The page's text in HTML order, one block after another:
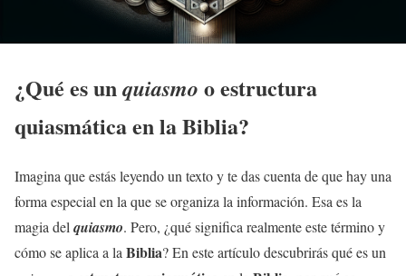
¿Qué es unquiasmo oestructura
quiasmáticaen laBiblia?
Imagina que estás leyendo un texto y te das cuenta de que hay una
forma especial en la que se organiza la información. Esa es la
magia del quiasmo. Pero, ¿qué significa realmente este término y
cómo se aplica a la Biblia? En este artículo descubrirás qué es un